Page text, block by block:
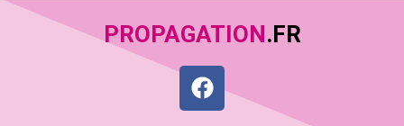
PROPAGATION.FR